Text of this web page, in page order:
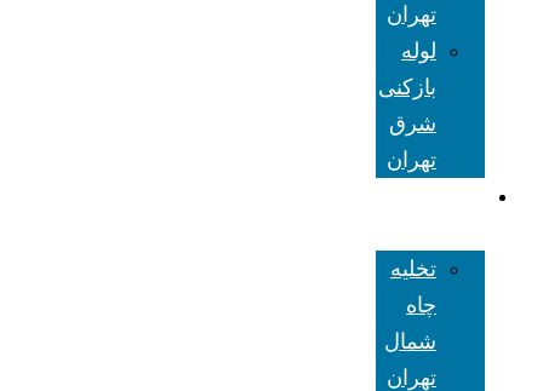
تهران
لوله
بازکنی
شرق
تهران
تخلیه
چاه
شمال
تهران